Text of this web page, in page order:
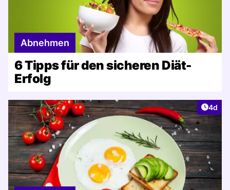
Abnehmen
6 Tipps für den sicheren Diät-
Erfolg
4d